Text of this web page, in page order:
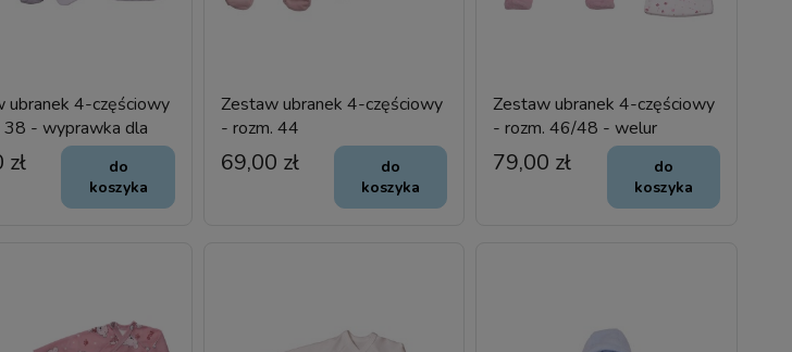
ubranek 4-częściowy
38 - wyprawka dla
do
koszyka
Zestaw ubranek 4-częściowy
- rozm. 44
69,00 zł
do
koszyka
Zestaw ubranek 4-częściowy
- rozm. 46/48 - welur
79,00 zł
do
koszyka